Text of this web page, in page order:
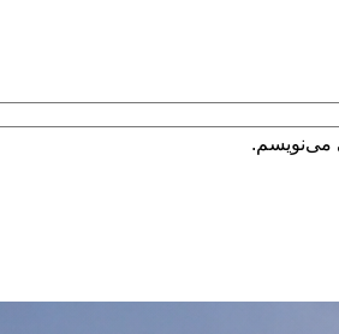
می‌نویسم.